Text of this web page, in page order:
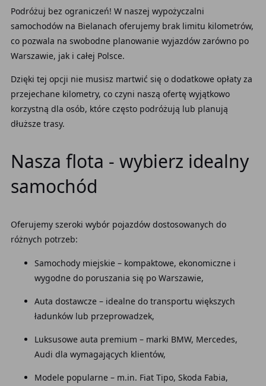
Podróżuj bez ograniczeń! W naszej wypożyczalni
samochodów na Bielanach oferujemy brak limitu kilometrów,
co pozwala na swobodne planowanie wyjazdów zarówno po
Warszawie, jak i całej Polsce.
Dzięki tej opcji nie musisz martwić się o dodatkowe opłaty za
przejechane kilometry, co czyni naszą ofertę wyjątkowo
korzystną dla osób, które często podróżują lub planują
dłuższe trasy.
Nasza flota - wybierz idealny
samochód
Oferujemy szeroki wybór pojazdów dostosowanych do
różnych potrzeb:
Samochody miejskie – kompaktowe, ekonomiczne i
wygodne do poruszania się po Warszawie,
Auta dostawcze – idealne do transportu większych
ładunków lub przeprowadzek,
Luksusowe auta premium – marki BMW, Mercedes,
Audi dla wymagających klientów,
Modele popularne – m.in. Fiat Tipo, Skoda Fabia,